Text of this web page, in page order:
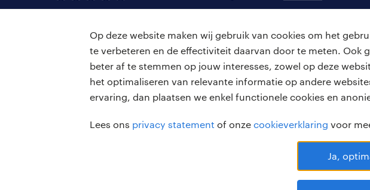
Op deze website maken wij gebruik van cookies om het
te verbeteren en de effectiviteit daarvan door te meten. Ook
beter af te stemmen op jouw interesses, zowel op deze
het optimaliseren van relevante informatie op andere
ervaring, dan plaatsen we enkel functionele cookies en
Lees ons privacy statement of onze cookieverklaring voor
Ja,